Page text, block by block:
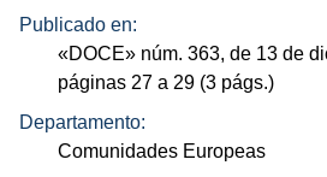
Publicado en:
«DOCE» núm. 363, de 13 de
páginas 27 a 29 (3 págs.)
Departamento:
Comunidades Europeas